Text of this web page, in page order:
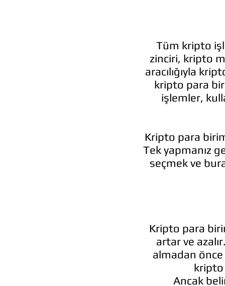
Tüm kripto
zinciri, kripto
aracılığıyla
kripto para
işlemler,
Kripto para
Tek yapmanız
seçmek ve
Kripto para
artar ve
almadan önce
kripto
Ancak